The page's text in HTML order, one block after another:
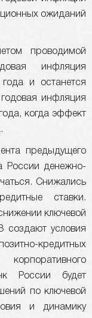
ожиданий
проводимой
инфляция
и останется
инфляция
когда эффект
предыдущего
России денежно-
Снижались
ставки.
ключевой
создают условия
кредитных
России будет
по ключевой
и динамику